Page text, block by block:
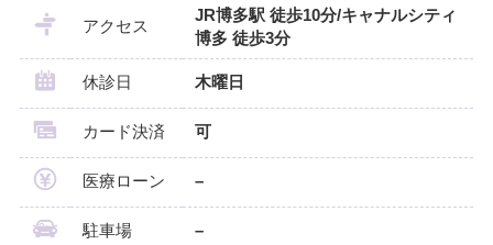
アクセス
JR博多駅 徒歩10分/キャナルシティ
博多 徒歩3分
休診日 木曜日
カード決済 可
医療ローン –
駐車場 –